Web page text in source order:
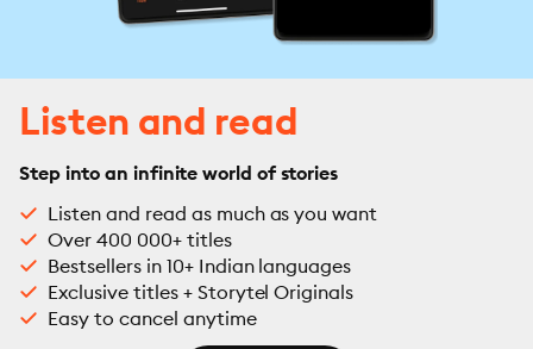
Listen and read
Step into an infinite world of stories
Listen and read as much as you want
Over 400 000+ titles
Bestsellers in 10+ Indian languages
Exclusive titles + Storytel Originals
Easy to cancel anytime